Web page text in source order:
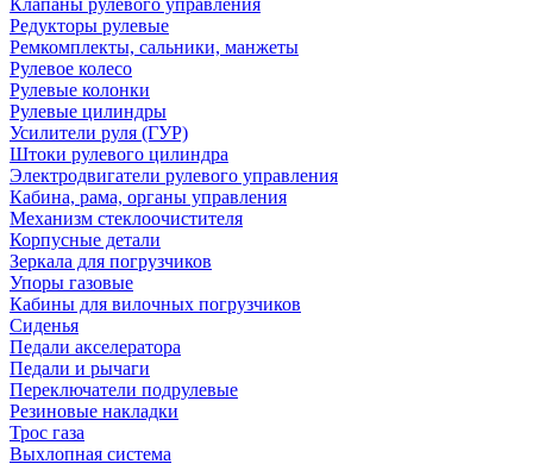
Клапаны рулевого управления
Редукторы рулевые
Ремкомплекты, сальники, манжеты
Рулевое колесо
Рулевые колонки
Рулевые цилиндры
Усилители руля (ГУР)
Штоки рулевого цилиндра
Электродвигатели рулевого управления
Кабина, рама, органы управления
Механизм стеклоочистителя
Корпусные детали
Зеркала для погрузчиков
Упоры газовые
Кабины для вилочных погрузчиков
Сиденья
Педали акселератора
Педали и рычаги
Переключатели подрулевые
Резиновые накладки
Трос газа
Выхлопная система